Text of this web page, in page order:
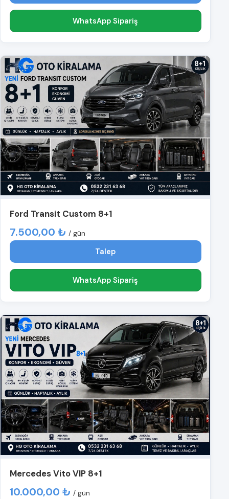
WhatsApp Sipariş
Ford Transit Custom 8+1
7.500,00 ₺ / gün
Talep
WhatsApp Sipariş
Mercedes Vito VIP 8+1
10.000,00 ₺ / gün